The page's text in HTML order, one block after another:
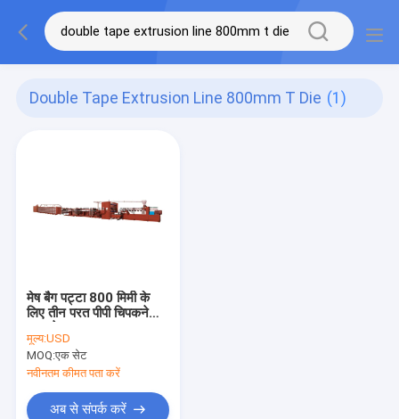
Double Tape Extrusion Line 800mm T Die (1)
मेष बैग पट्टा 800 मिमी के
लिए तीन परत पीपी चिपकने
मूल्य:USD
MOQ:एक सेट
नवीनतम कीमत पता करें
अब से संपर्क करें